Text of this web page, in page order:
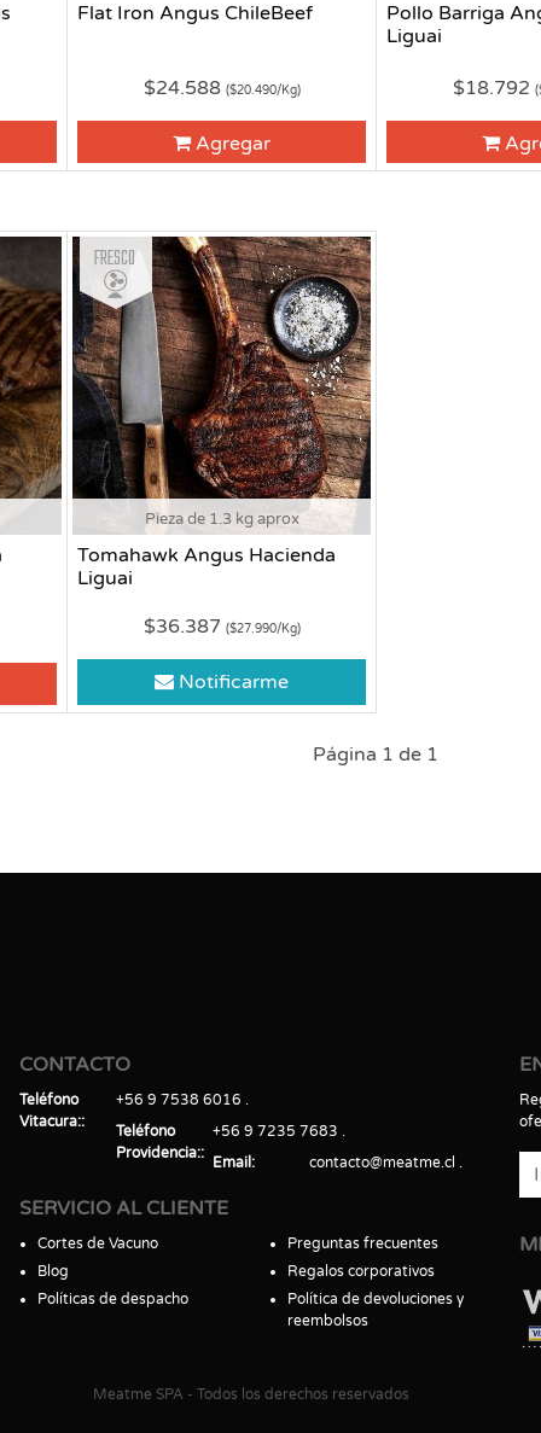
Flat Iron Angus ChileBeef
$24.588 ($20.490/Kg)
Agregar
Pollo Barriga
Liguai
$18.792
Pieza de 1.3 kg aprox
Tomahawk Angus Hacienda
Liguai
Fresco
$36.387 ($27.990/Kg)
Notificarme
Página 1 de 1
CONTACTO
Teléfono
Vitacura:
+56 9 7538 6016
Teléfono
Providencia:
+56 9 7235 7683
Email
contacto@meatme.cl
SERVICIO AL CLIENTE
Cortes de Vacuno
Blog
Políticas de despacho
Preguntas frecuentes
Regalos corporativos
Política de devoluciones y
reembolsos
Meatme SPA - Todos los derechos reservados